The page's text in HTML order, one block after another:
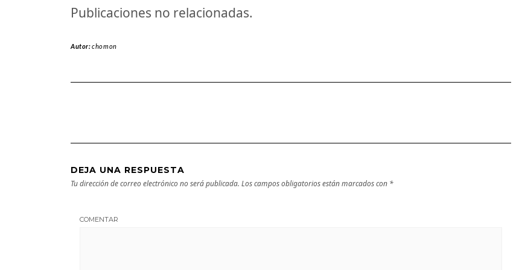
Publicaciones no relacionadas.
Autor:chomon
DEJA UNA RESPUESTA
Tu dirección de correo electrónico no será publicada. Los campos obligatorios están marcados con *
COMENTAR